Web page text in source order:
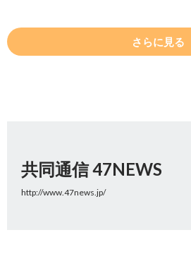
さらに見る
共同通信 47NEWS
http://www.47news.jp/